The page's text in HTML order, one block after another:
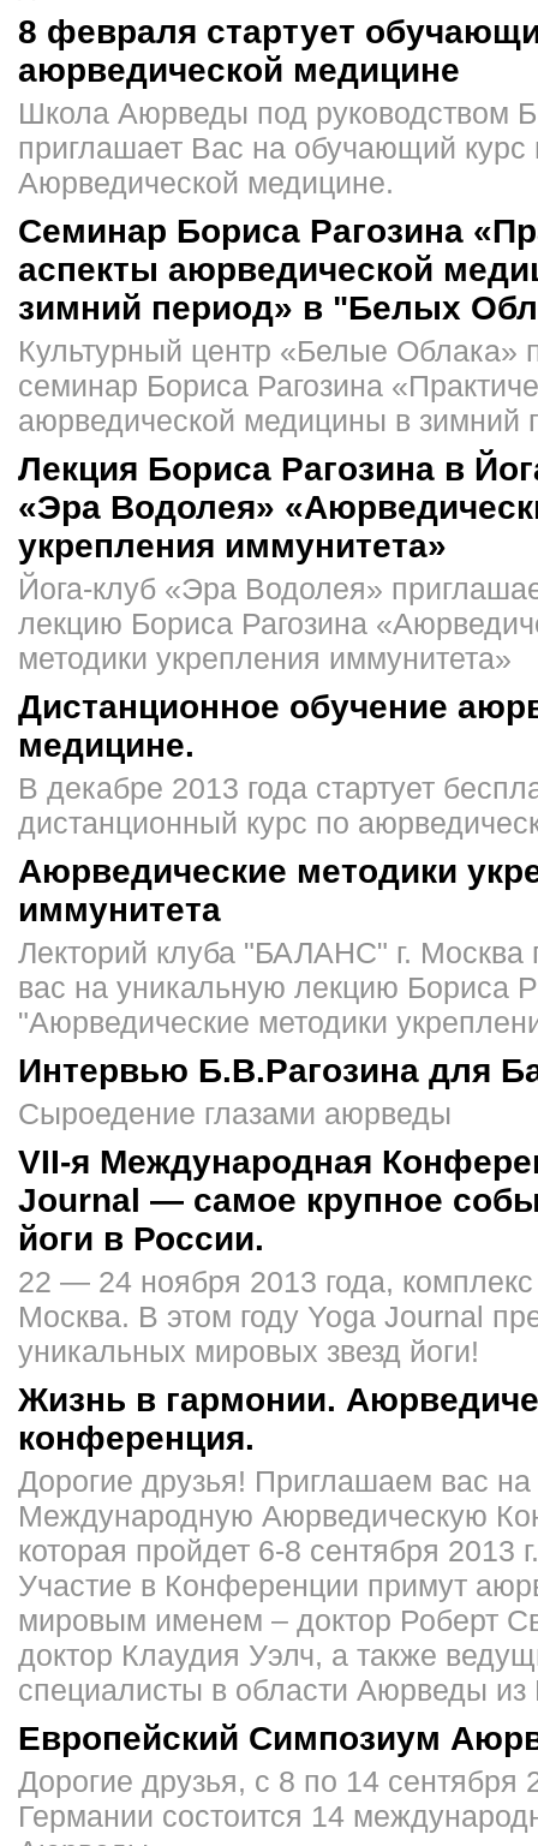
8 февраля стартует
аюрведической медицине
Школа Аюрведы под руководством
приглашает Вас на обучающий курс
Аюрведической медицине.
Семинар Бориса Рагозина
аспекты аюрведической
зимний период» в "Белых
Культурный центр «Белые Облака»
семинар Бориса Рагозина
аюрведической медицины в зимний
Лекция Бориса Рагозина в
«Эра Водолея»
укрепления иммунитета»
Йога-клуб «Эра Водолея»
лекцию Бориса Рагозина
методики укрепления иммунитета»
Дистанционное обучение
медицине.
В декабре 2013 года стартует
дистанционный курс по
Аюрведические методики
иммунитета
Лекторий клуба "БАЛАНС" г. Москва
вас на уникальную лекцию Бориса
"Аюрведические методики
Интервью Б.В.Рагозина для
Сыроедение глазами аюрведы
VII-я Международная
Journal — самое крупное
йоги в России.
22 — 24 ноября 2013 года,
Москва. В этом году Yoga Journal
уникальных мировых звезд йоги!
Жизнь в гармонии.
конференция.
Дорогие друзья! Приглашаем вас на
Международную Аюрведическую
которая пройдет 6-8 сентября 2013
Участие в Конференции примут
мировым именем – доктор Роберт
доктор Клаудия Уэлч, а также
специалисты в области Аюрведы
Европейский Симпозиум
Дорогие друзья, с 8 по 14 сентября
Германии состоится 14